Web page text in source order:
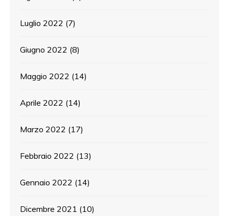
Luglio 2022 (7)
Giugno 2022 (8)
Maggio 2022 (14)
Aprile 2022 (14)
Marzo 2022 (17)
Febbraio 2022 (13)
Gennaio 2022 (14)
Dicembre 2021 (10)